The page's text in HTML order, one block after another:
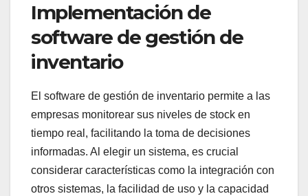
Implementación de
software de gestión de
inventario
El software de gestión de inventario permite a las
empresas monitorear sus niveles de stock en
tiempo real, facilitando la toma de decisiones
informadas. Al elegir un sistema, es crucial
considerar características como la integración con
otros sistemas, la facilidad de uso y la capacidad